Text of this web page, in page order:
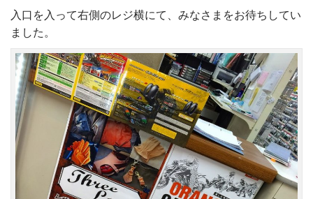
入口を入って右側のレジ横にて、みなさまをお待ちしてい
ました。